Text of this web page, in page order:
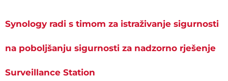
Synology radi s timom za istraživanje sigurnosti
na poboljšanju sigurnosti za nadzorno rješenje
Surveillance Station